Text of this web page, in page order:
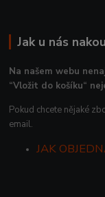
Jak u nás
Na našem webu
“Vložit do košíku“
Pokud chcete nějaké
email.
JAK